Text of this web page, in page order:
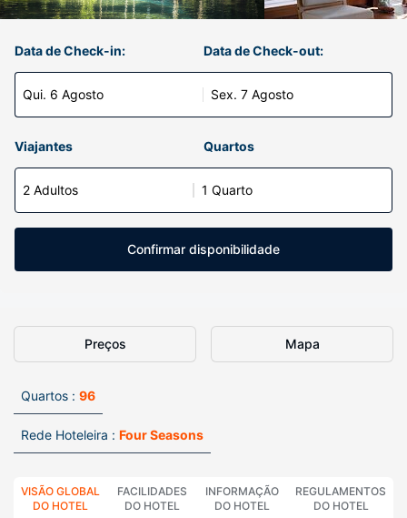
Data de Check-in:
Qui. 6 Agosto
Data de Check-out:
Sex. 7 Agosto
Viajantes Quartos
2 Adultos 1 Quarto
Confirmar disponibilidade
Preços Mapa
Quartos : 96
Rede Hoteleira : Four Seasons
VISÃO GLOBAL
DO HOTEL
FACILIDADES
DO HOTEL
INFORMAÇÃO
DO HOTEL
REGULAMENTOS
DO HOTEL